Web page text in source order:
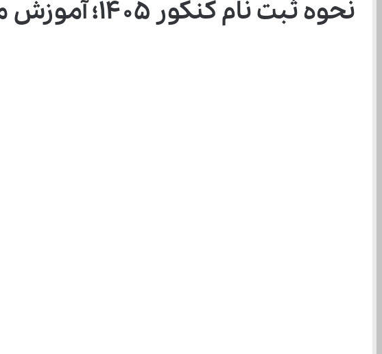
نحوه ثبت نام کنکور ۱۴۰۵؛ آموزش مرحله به مرحله ثبت نام